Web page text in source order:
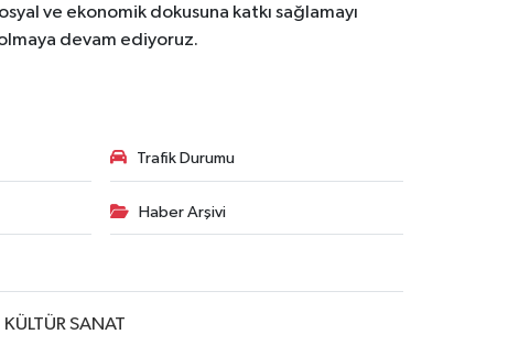
ve ekonomik dokusuna katkı sağlamayı
devam ediyoruz.
Trafik Durumu
Haber Arşivi
KÜLTÜR SANAT